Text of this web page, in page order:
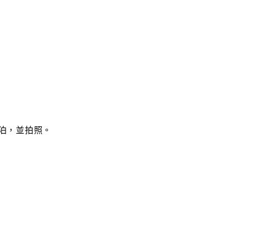
，並拍照。